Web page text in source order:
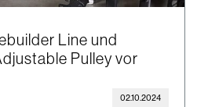
Line und
Pulley vor
02.10.2024